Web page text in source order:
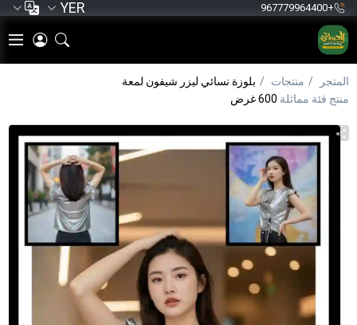
+967779964400
YER
المتجر منتجات
بلوزة نسائي ليزر شيفون لمعة
منتج فئة مماثلة 600 غرض